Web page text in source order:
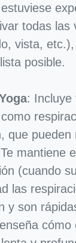
todas las
vista,
posible.
: Incluye
que pueden
mantiene
(cuando
las
y son